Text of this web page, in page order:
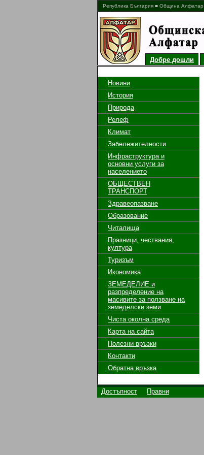
Република България ■ Община Алфатар
Добре дошли
Новини
История
Природа
Релеф
Климат
Забележителности
Инфраструктура и
основни услуги за
населението
ОБЩЕСТВЕН
ТРАНСПОРТ
Здравеопазване
Образование
Читалища
Празници, чествания,
култура
Туризъм
Икономика
ЗЕМЕДЕЛИЕ и
разпределение на
масивите за ползване на
земeделски земи
Чиста околна среда
Карта на сайта
Полезни връзки
Контакти
Обратна връзка
Достъпност Правни